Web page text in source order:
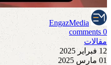
EngazMedia
0
comments
مقالات
12 فبراير 2025
01 مارس 2025